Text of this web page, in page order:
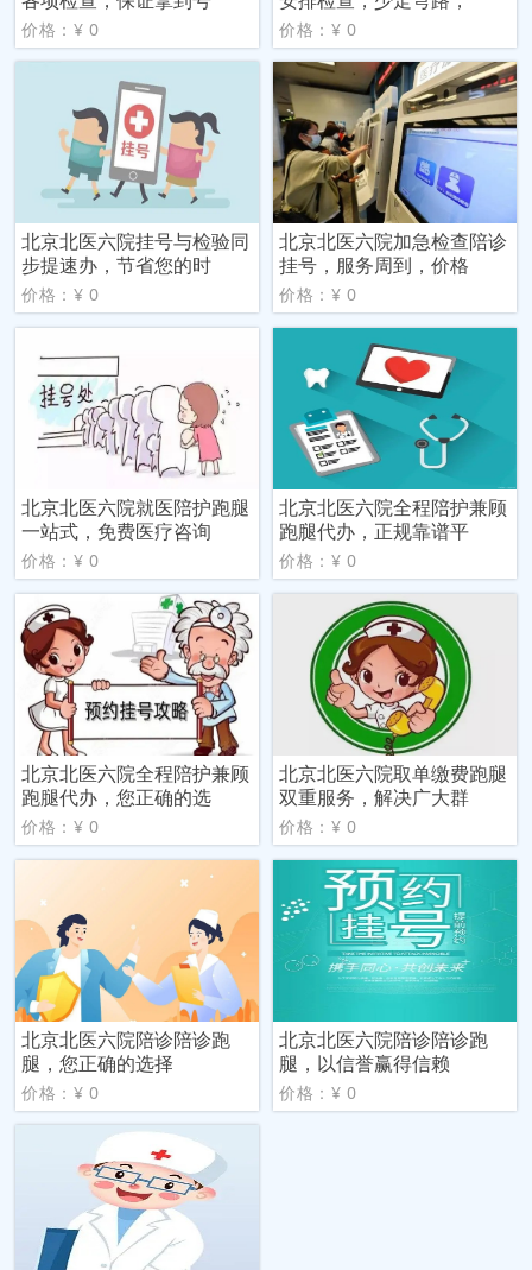
价格：¥ 0 价格：¥ 0
北京北医六院挂号与检验同
步提速办，节省您的时
价格：¥ 0
北京北医六院加急检查陪诊
挂号，服务周到，价格
价格：¥ 0
北京北医六院就医陪护跑腿
一站式，免费医疗咨询
价格：¥ 0
北京北医六院全程陪护兼顾
跑腿代办，正规靠谱平
价格：¥ 0
北京北医六院全程陪护兼顾
跑腿代办，您正确的选
价格：¥ 0
北京北医六院取单缴费跑腿
双重服务，解决广大群
价格：¥ 0
北京北医六院陪诊陪诊跑
腿，您正确的选择
价格：¥ 0
北京北医六院陪诊陪诊跑
腿，以信誉赢得信赖
价格：¥ 0